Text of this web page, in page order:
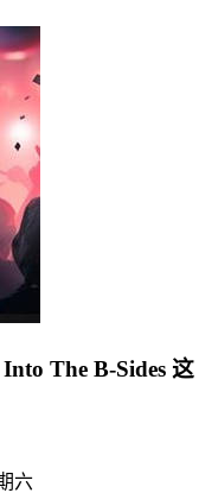
The B-Sides 这
六